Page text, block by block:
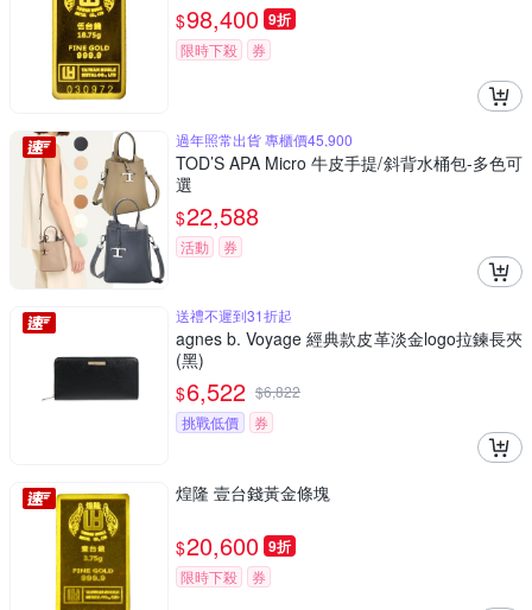
$98,400 9折
限時下殺 券
過年照常出貨 專櫃價45,900
TOD’S APA Micro 牛皮手提/斜背水桶包-多色可
選
$22,588
活動 券
送禮不遲到31折起
agnes b. Voyage 經典款皮革淡金logo拉鍊長夾
(黑)
$6,522 $6,822
挑戰低價
券
煌隆 壹台錢黃金條塊
$20,600 9折
限時下殺 券